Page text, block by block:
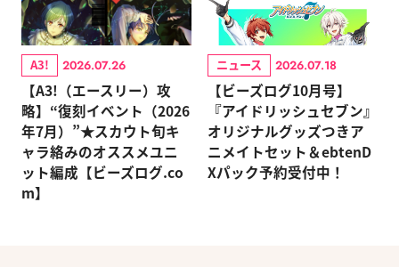
A3! 2026.07.26
【A3!（エースリー）攻
略】“復刻イベント（2026
年7月）”★スカウト旬キ
ャラ絡みのオススメユニ
ット編成【ビーズログ.co
m】
ニュース 2026.07.18
【ビーズログ10月号】
『アイドリッシュセブン』
オリジナルグッズつきア
ニメイトセット＆ebtenD
Xパック予約受付中！